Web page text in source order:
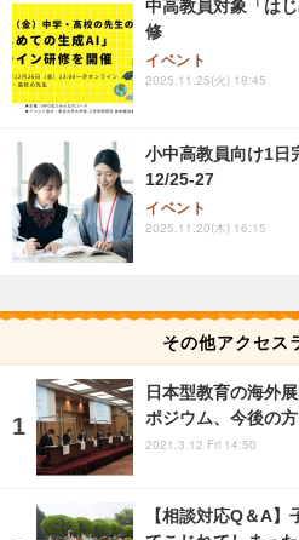
中高教員対象「は
修
イベント
2025.11.25(火) 18:45
小中高教員向け1日
12/25-27
イベント
2025.11.20(木) 16:15
その他アクセス
日本型教育の海外
ポジウム、今後の
2021.3.12 Fri 14:50
【相談対応Q＆A】